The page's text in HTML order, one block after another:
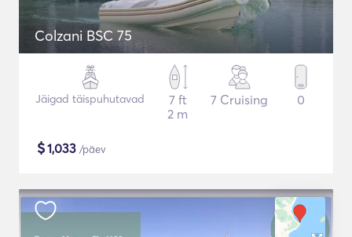
Colzani BSC 75
Jäigad täispuhutavad
7 ft
2 m
7 Cruising 0
$1,033 /päev